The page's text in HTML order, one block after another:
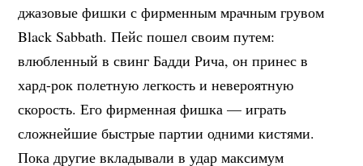
джазовые фишки с фирменным мрачным грувом
Black Sabbath. Пейс пошел своим путем:
влюбленный в свинг Бадди Рича, он принес в
хард-рок полетную легкость и невероятную
скорость. Его фирменная фишка — играть
сложнейшие быстрые партии одними кистями.
Пока другие вкладывали в удар максимум